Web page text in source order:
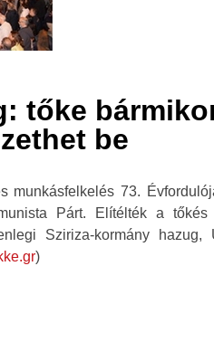
tőke
be
munkásfelkelés 73.
Párt. Elítélték a tőkés
Sziriza-kormány hazug,
)